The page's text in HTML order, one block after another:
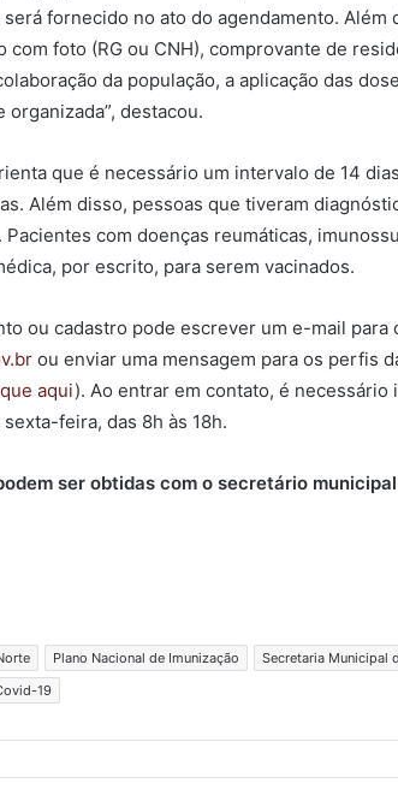
fornecido no ato do agendamento. Além
foto (RG ou CNH), comprovante de
da população, a aplicação das
destacou.
que é necessário um intervalo de 14
Além disso, pessoas que tiveram
com doenças reumáticas,
por escrito, para serem vacinados.
ou cadastro pode escrever um e-mail para
ou enviar uma mensagem para os perfis
aqui). Ao entrar em contato, é
feira, das 8h às 18h.
ser obtidas com o secretário
Plano Nacional de Imunização Secretaria Municipal
19